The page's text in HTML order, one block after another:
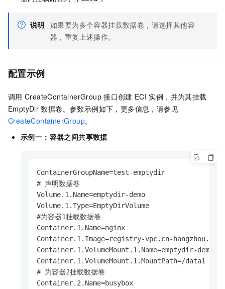
说明 如果要为多个容器挂载数据卷，请选择其他容
器，重复上述操作。
配置示例
调用 CreateContainerGroup 接口创建 ECI 实例，并为其挂载
EmptyDir 数据卷。参数示例如下，更多信息，请参见
CreateContainerGroup。
示例一：容器之间共享数据
ContainerGroupName=test-emptydir
# 声明数据卷
Volume.1.Name=emptydir-demo
Volume.1.Type=EmptyDirVolume
#为容器1挂载数据卷
Container.1.Name=nginx
Container.1.Image=registry-vpc.cn-
Container.1.VolumeMount.1.Name=emptydir-demo
Container.1.VolumeMount.1.MountPath=/data1
# 为容器2挂载数据卷
Container.2.Name=busybox